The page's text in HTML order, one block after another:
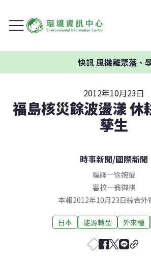
快訊風機離聚落、學
2012年10月23日
福島核災餘波盪漾 休
孳生
時事新聞/國際新聞
編譯—徐婉螢
審校—翁御棋
本報2012年10月23日綜合外
日本 能源轉型 外來種